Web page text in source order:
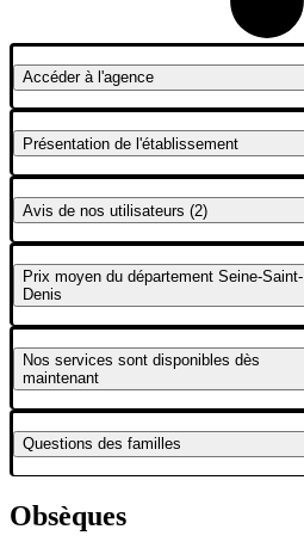
Accéderà l'agence
Présentation de l'établissement
Avis de nos utilisateurs (2)
Prix moyen du département Seine-Saint-
Denis
Nos services sont disponibles dès
maintenant
Questions des familles
Obsèques